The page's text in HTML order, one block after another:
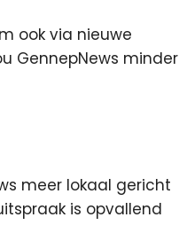
ook via nieuwe
GennepNews minder
meer lokaal gericht
is opvallend